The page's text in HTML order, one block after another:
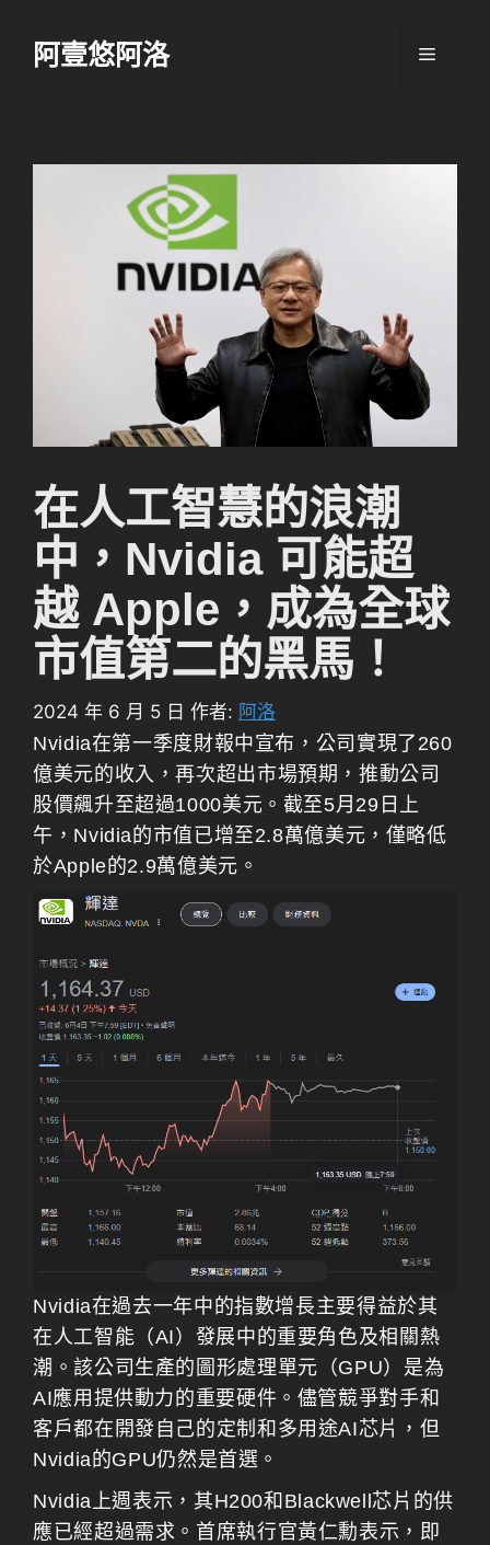
阿壹悠阿洛 選
在人工智慧的浪潮
中，Nvidia 可能超
越 Apple，成為全球
市值第二的黑馬！
2024 年 6 月 5 日 作者: 阿洛
Nvidia在第一季度財報中宣布，公司實現了260
億美元的收入，再次超出市場預期，推動公司
股價飆升至超過1000美元。截至5月29日上
午，Nvidia的市值已增至2.8萬億美元，僅略低
於Apple的2.9萬億美元。
Nvidia在過去一年中的指數增長主要得益於其
在人工智能（AI）發展中的重要角色及相關熱
潮。該公司生產的圖形處理單元（GPU）是為
AI應用提供動力的重要硬件。儘管競爭對手和
客戶都在開發自己的定制和多用途AI芯片，但
Nvidia的GPU仍然是首選。
Nvidia上週表示，其H200和Blackwell芯片的供
應已經超過需求。首席執行官黃仁勳表示，即